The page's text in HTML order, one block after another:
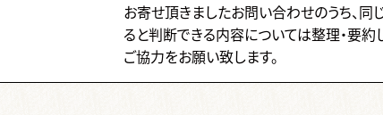
お寄せ頂きましたお問い合わせのうち、
ると判断できる内容については整理・要約
ご協力をお願い致します。